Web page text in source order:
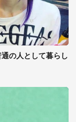
の人として暮らし